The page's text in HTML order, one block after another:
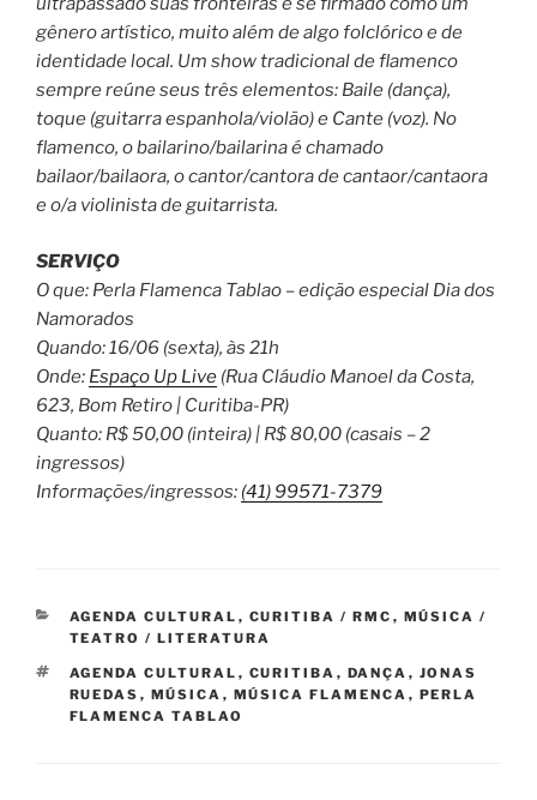
gênero artístico, muito além de algo folclórico e de
identidade local. Um show tradicional de flamenco
sempre reúne seus três elementos: Baile (dança),
toque (guitarra espanhola/violão) e Cante (voz). No
flamenco, o bailarino/bailarina é chamado
bailaor/bailaora, o cantor/cantora de cantaor/cantaora
e o/a violinista de guitarrista.
SERVIÇO
O que: Perla Flamenca Tablao – edição especial Dia dos
Namorados
Quando: 16/06 (sexta), às 21h
Onde: Espaço Up Live (Rua Cláudio Manoel da Costa,
623, Bom Retiro | Curitiba-PR)
Quanto: R$ 50,00 (inteira) | R$ 80,00 (casais – 2
ingressos)
Informações/ingressos: (41) 99571-7379
CATEGORIAS
AGENDA CULTURAL , CURITIBA / RMC , MÚSICA /
TEATRO / LITERATURA
TAGS
AGENDA CULTURAL , CURITIBA , DANÇA , JONAS
RUEDAS , MÚSICA , MÚSICA FLAMENCA , PERLA
FLAMENCA TABLAO